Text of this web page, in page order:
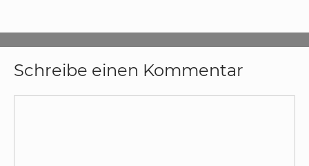
Schreibe einen Kommentar